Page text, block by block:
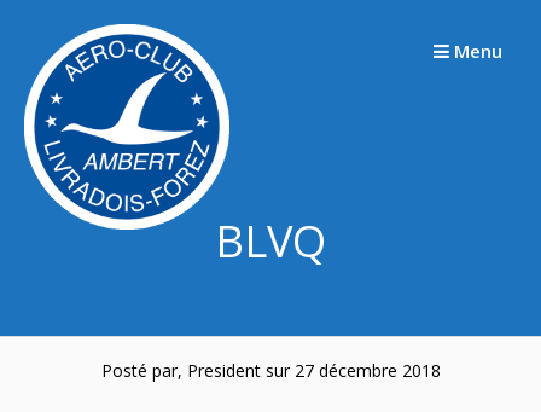
contenu
Menu
BLVQ
Posté par, President sur 27 décembre 2018